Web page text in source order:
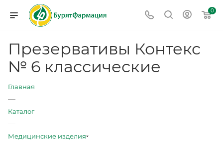
0
Презервативы Контекс
№ 6 классические
Главная
—
Каталог
—
Медицинские изделия